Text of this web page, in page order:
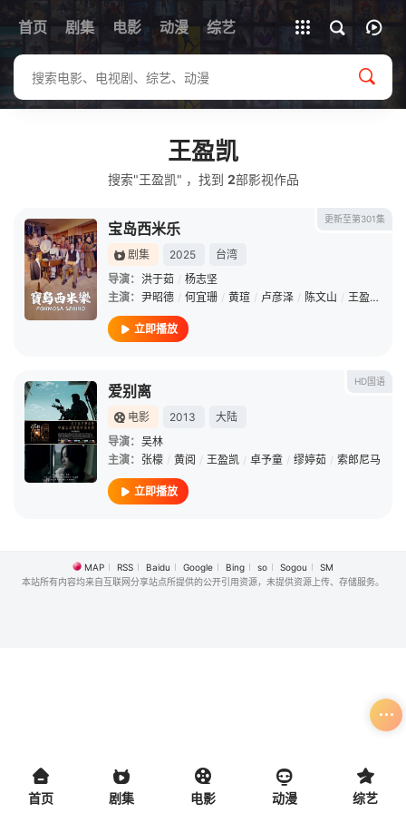
首页 剧集 电影 动漫 综艺
全部影片
王盈凯
搜索"王盈凯" ，找到 2部影视作品
更新至第301集
宝岛西米乐
剧集 2025
台湾
导演： 洪于茹 / 杨志坚
主演： 尹昭德 / 何宜珊 / 黄瑄 / 卢彦泽 / 陈文山 / 王盈凯
立即播放
HD国语
爱别离
电影 2013
大陆
导演： 吴林
主演： 张檬 / 黄阅 / 王盈凯 / 卓予童 / 缪婷茹 / 索郎尼马
立即播放
MAP RSS Baidu Google Bing so Sogou
SM
本站所有内容均来自互联网分享站点所提供的公开引用资源，未提供资源上传、存储服务。
首页 剧集 电影 动漫 综艺